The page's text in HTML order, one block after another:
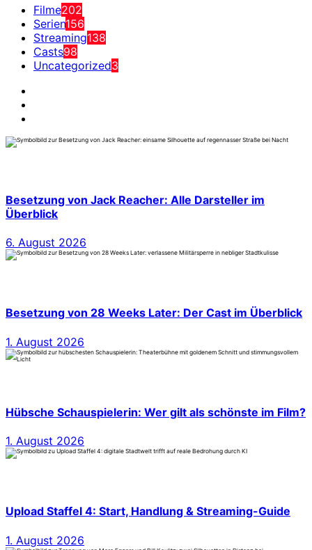
Filme202
Serien156
Streaming138
Casts98
Uncategorized3
Besetzung von Jack Reacher: Alle Darsteller im
Überblick
6. August 2026
Besetzung von 28 Weeks Later: Der Cast im Überblick
1. August 2026
Hübsche Schauspielerin: Wer gilt als schönste im Film?
1. August 2026
Upload Staffel 4: Start, Handlung & Streaming-Guide
1. August 2026